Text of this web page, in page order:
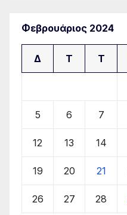
Φεβρουάριος 2024
Δ Τ Τ
5 6 7
12 13 14
19 20 21
26 27 28